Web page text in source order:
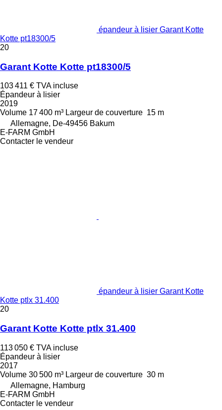
épandeur à lisier Garant Kotte
Kotte pt18300/5
20
Garant Kotte Kotte pt18300/5
103 411 € TVA incluse
Épandeur à lisier
2019
Volume 17 400 m³ Largeur de couverture 15 m
Allemagne, De-49456 Bakum
E-FARM GmbH
Contacter le vendeur
épandeur à lisier Garant Kotte
Kotte ptlx 31.400
20
Garant Kotte Kotte ptlx 31.400
113 050 € TVA incluse
Épandeur à lisier
2017
Volume 30 500 m³ Largeur de couverture 30 m
Allemagne, Hamburg
E-FARM GmbH
Contacter le vendeur